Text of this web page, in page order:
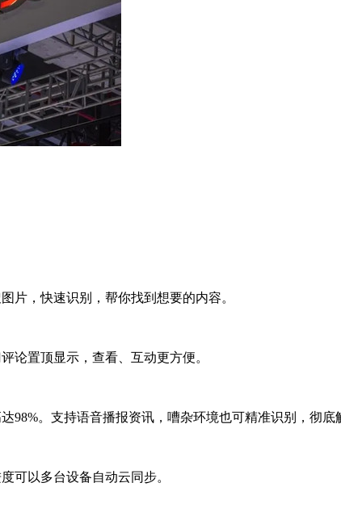
，快速识别，帮你找到想要的内容。
置顶显示，查看、互动更方便。
。支持语音播报资讯，嘈杂环境也可精准识别，彻底
以多台设备自动云同步。